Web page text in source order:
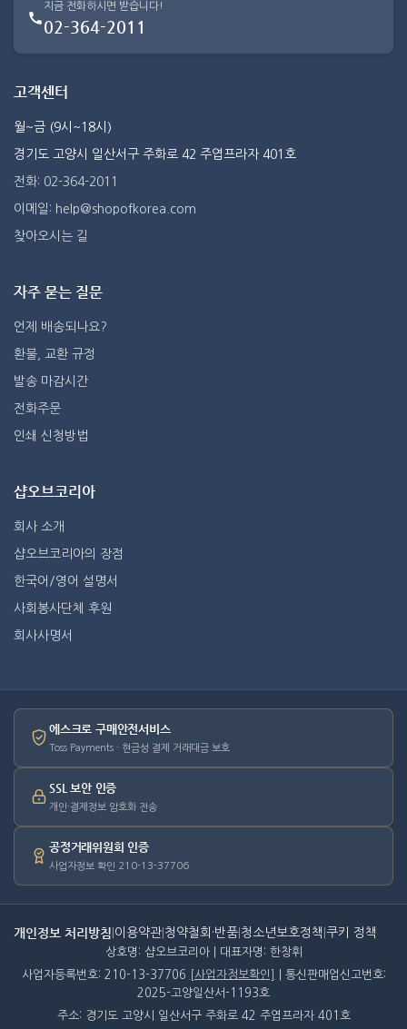
지금 전화하시면 받습니다!
02-364-2011
고객센터
월~금 (9시~18시)
경기도 고양시 일산서구 주화로 42 주엽프라자 401호
전화: 02-364-2011
이메일: help@shopofkorea.com
찾아오시는 길
자주 묻는 질문
언제 배송되나요?
환불, 교환 규정
발송 마감시간
전화주문
인쇄 신청방법
샵오브코리아
회사 소개
샵오브코리아의 장점
한국어/영어 설명서
사회봉사단체 후원
회사사명서
에스크로 구매안전서비스
Toss Payments · 현금성 결제 거래대금 보호
SSL 보안 인증
개인·결제정보 암호화 전송
공정거래위원회 인증
사업자정보 확인 210-13-37706
개인정보 처리방침 이용약관 청약철회·반품 청소년보호정책 쿠키 정책
상호명: 샵오브코리아 | 대표자명: 한창휘
사업자등록번호: 210-13-37706
[사업자정보확인]
| 통신판매업신고번호:
2025-고양일산서-1193호
주소: 경기도 고양시 일산서구 주화로 42 주엽프라자 401호